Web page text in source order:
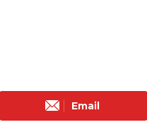
Email